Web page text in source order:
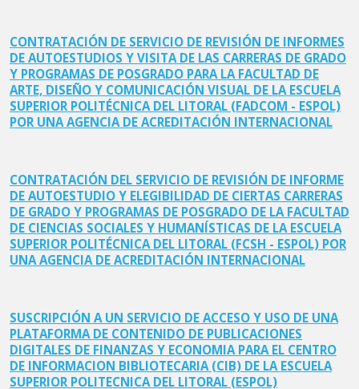
CONTRATACIÓN DE SERVICIO DE REVISIÓN DE INFORMES
DE AUTOESTUDIOS Y VISITA DE LAS CARRERAS DE GRADO
Y PROGRAMAS DE POSGRADO PARA LA FACULTAD DE
ARTE, DISEÑO Y COMUNICACIÓN VISUAL DE LA ESCUELA
SUPERIOR POLITÉCNICA DEL LITORAL (FADCOM - ESPOL)
POR UNA AGENCIA DE ACREDITACIÓN INTERNACIONAL
CONTRATACIÓN DEL SERVICIO DE REVISIÓN DE INFORME
DE AUTOESTUDIO Y ELEGIBILIDAD DE CIERTAS CARRERAS
DE GRADO Y PROGRAMAS DE POSGRADO DE LA FACULTAD
DE CIENCIAS SOCIALES Y HUMANÍSTICAS DE LA ESCUELA
SUPERIOR POLITÉCNICA DEL LITORAL (FCSH - ESPOL) POR
UNA AGENCIA DE ACREDITACIÓN INTERNACIONAL
SUSCRIPCIÓN A UN SERVICIO DE ACCESO Y USO DE UNA
PLATAFORMA DE CONTENIDO DE PUBLICACIONES
DIGITALES DE FINANZAS Y ECONOMIA PARA EL CENTRO
DE INFORMACION BIBLIOTECARIA (CIB) DE LA ESCUELA
SUPERIOR POLITECNICA DEL LITORAL (ESPOL)